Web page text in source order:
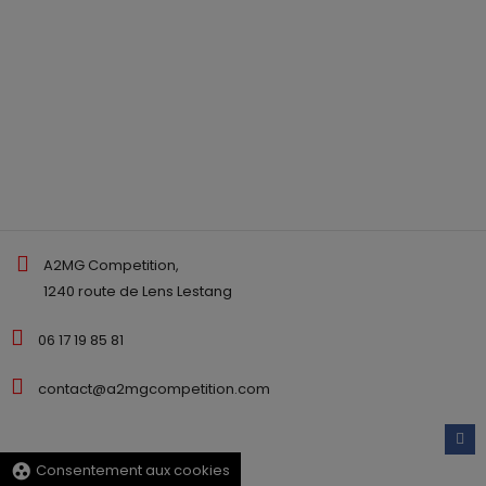
A2MG Competition,
1240 route de Lens Lestang
06 17 19 85 81
contact@a2mgcompetition.com
group_work Consentement aux cookies